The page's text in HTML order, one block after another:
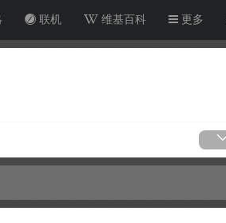
联机 维基百科 更多